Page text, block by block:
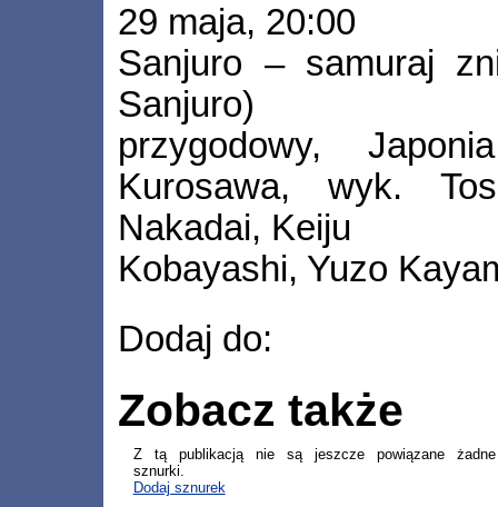
29 maja, 20:00
Sanjuro – samuraj
Sanjuro)
przygodowy,
Kurosawa, wyk.
Nakadai, Keiju
Kobayashi, Yuzo
Dodaj do:
Zobacz także
Z tą publikacją nie są jeszcze powiązane żadne
sznurki.
Dodaj sznurek